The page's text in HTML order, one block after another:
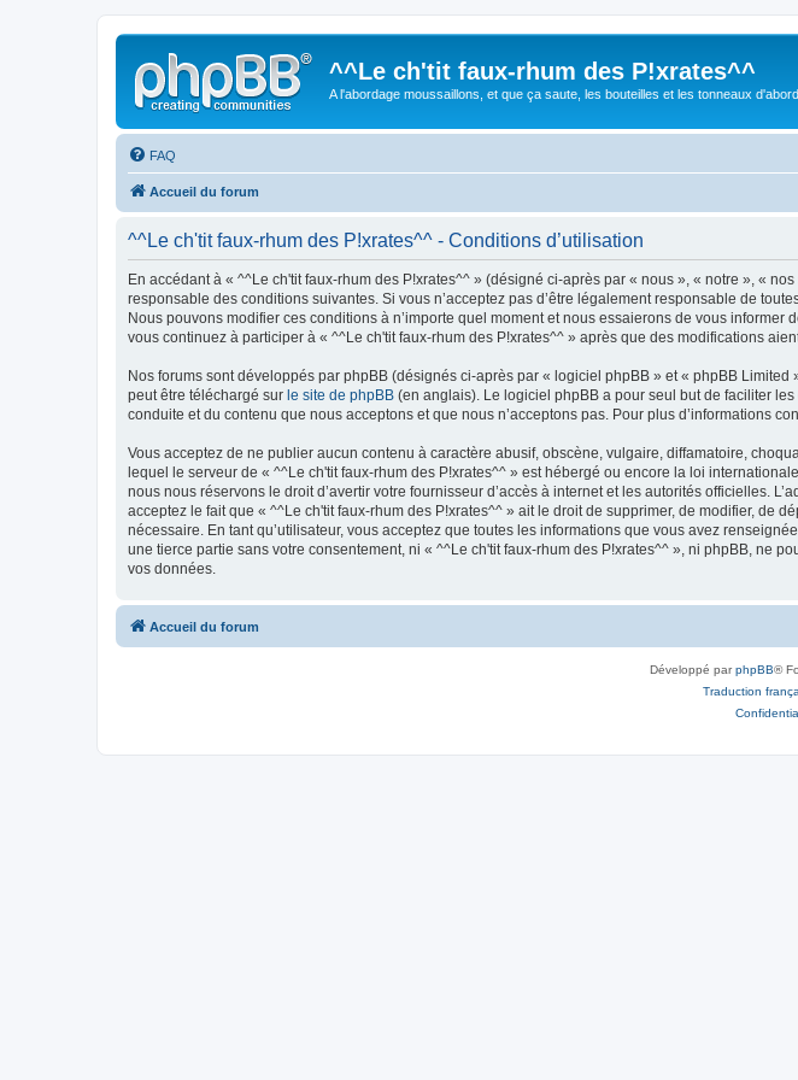
^^Le ch'tit faux-rhum des P!xrates^^
A l'abordage moussaillons, et que ça saute, les bouteilles et les tonneaux
FAQ
Accueil du forum
^^Le ch'tit faux-rhum des P!xrates^^ - Conditions d’utilisation
En accédant à « ^^Le ch'tit faux-rhum des P!xrates^^ » (désigné ci-après par « nous », « notre », «
responsable des conditions suivantes. Si vous n’acceptez pas d’être légalement responsable de
Nous pouvons modifier ces conditions à n’importe quel moment et nous essaierons de vous
vous continuez à participer à « ^^Le ch'tit faux-rhum des P!xrates^^ » après que des modifications
Nos forums sont développés par phpBB (désignés ci-après par « logiciel phpBB » et « phpBB
peut être téléchargé sur le site de phpBB (en anglais). Le logiciel phpBB a pour seul but de faciliter
conduite et du contenu que nous acceptons et que nous n’acceptons pas. Pour plus d’informations
Vous acceptez de ne publier aucun contenu à caractère abusif, obscène, vulgaire, diffamatoire,
lequel le serveur de « ^^Le ch'tit faux-rhum des P!xrates^^ » est hébergé ou encore la loi
nous nous réservons le droit d’avertir votre fournisseur d’accès à internet et les autorités officielles.
acceptez le fait que « ^^Le ch'tit faux-rhum des P!xrates^^ » ait le droit de supprimer, de modifier, de
nécessaire. En tant qu’utilisateur, vous acceptez que toutes les informations que vous avez
une tierce partie sans votre consentement, ni « ^^Le ch'tit faux-rhum des P!xrates^^ », ni phpBB, ne
vos données.
Accueil du forum
Développé parphpBB®
Traduction